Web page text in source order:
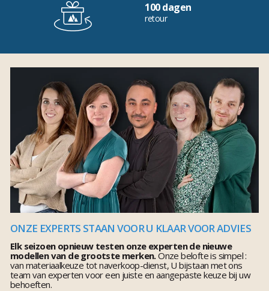
100 dagen
retour
ONZE EXPERTS STAAN VOOR U KLAAR VOOR ADVIES
Elk seizoen opnieuw testen onze experten de nieuwe
modellen van de grootste merken.Onze belofte is simpel :
van materiaalkeuze tot naverkoop-dienst, U bijstaan met ons
team van experten voor een juiste en aangepaste keuze bij uw
behoeften.